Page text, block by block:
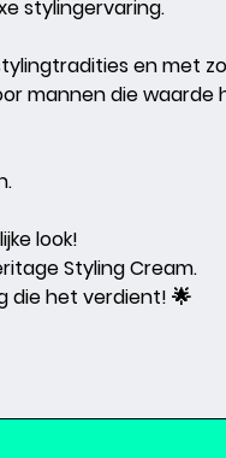
stylingervaring.
en met
mannen die waarde
look!
Styling Cream.
die het verdient! 🌟